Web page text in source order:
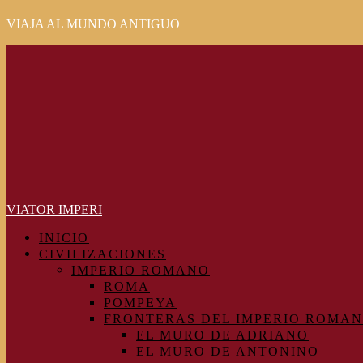
VIAJA AL MUNDO ANTIGUO
VIATOR IMPERI
INICIO
CIVILIZACIONES
IMPERIO ROMANO
ROMA
POMPEYA
FRONTERAS DEL IMPERIO
EL MURO DE ADRIANO
EL MURO DE ANTONINO